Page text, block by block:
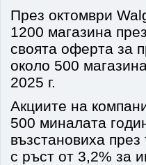
През октомври
1200 магазина
своята оферта за
около 500
2025 г.
Акциите на
500 миналата
възстановиха
с ръст от 3,2% за